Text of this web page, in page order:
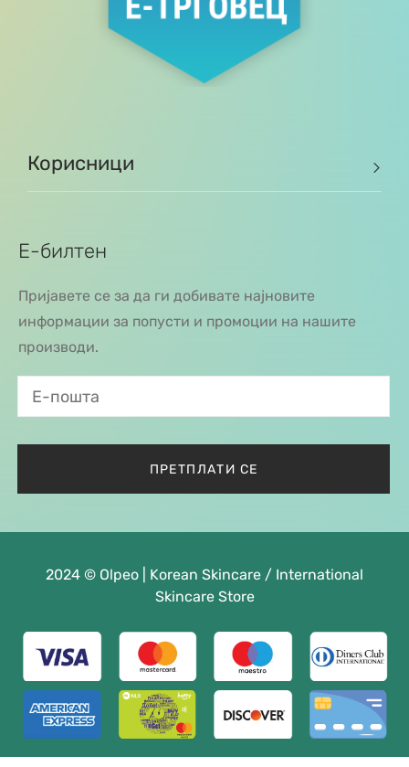
Корисници
Е-билтен
Пријавете се за да ги добивате најновите
информации за попусти и промоции на нашите
производи.
2024 © Olpeo | Korean Skincare / International
Skincare Store